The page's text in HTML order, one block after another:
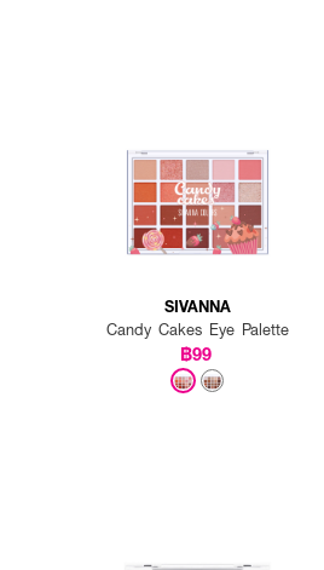
SIVANNA
Candy Cakes Eye Palette
฿99